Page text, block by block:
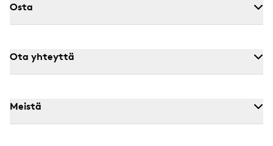
Osta
Ota yhteyttä
Meistä